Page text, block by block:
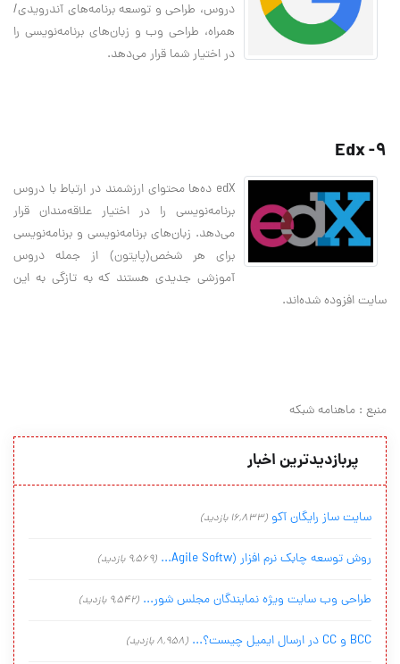
دروس، طراحی و توسعه برنامه‌های آندرویدی/
همراه، طراحی وب و زبان‌های برنامه‌نویسی را
در اختیار شما قرار می‌دهد.
9- Edx
edX ده‌ها محتوای ارزشمند در ارتباط با دروس
برنامه‌نویسی را در اختیار علاقه‌مندان قرار
می‌دهد. زبان‌های برنامه‌نویسی و برنامه‌نویسی
برای هر شخص(پایتون) از جمله دروس
آموزشی جدیدی هستند که به تازگی به این
سایت افزوده شده‌اند.
منبع : ماهنامه شبکه
پربازدیدترین اخبار
سایت ساز رایگان آکو (16,833 بازدید)
روش توسعه چابک نرم افزار (Agile Softw... (9,569 بازدید)
طراحی وب سایت ویژه نمایندگان مجلس شور... (9,542 بازدید)
BCC و CC در ارسال ایمیل چیست؟... (8,958 بازدید)